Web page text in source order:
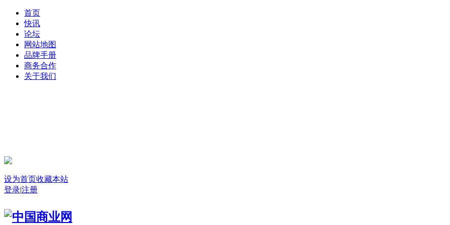
首页
快讯
论坛
网站地图
品牌手册
商务合作
关于我们
设为首页收藏本站
登录|注册